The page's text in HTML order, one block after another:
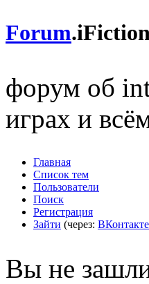
Forum.
форум об
играх и
Главная
Список тем
Пользователи
Поиск
Регистрация
Зайти (через: ВКонтакте
Вы не